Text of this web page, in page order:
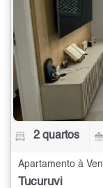
2 quartos
Apartamento à
Tucuruvi